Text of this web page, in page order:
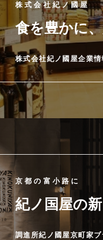
株式会社紀ノ國屋
食を豊かに
株式会社紀ノ國屋企業情
京都の富小路に
紀ノ国屋の
調進所紀ノ國屋京町家ブ